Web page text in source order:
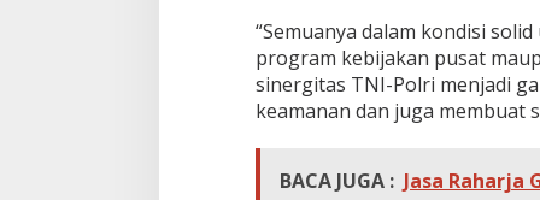
i
n
K
o
h
“Semuanya dalam kondisi
program kebijakan pusat
sinergitas TNI-Polri menjadi
keamanan dan juga membuat
BACA JUGA : Jasa Raharja